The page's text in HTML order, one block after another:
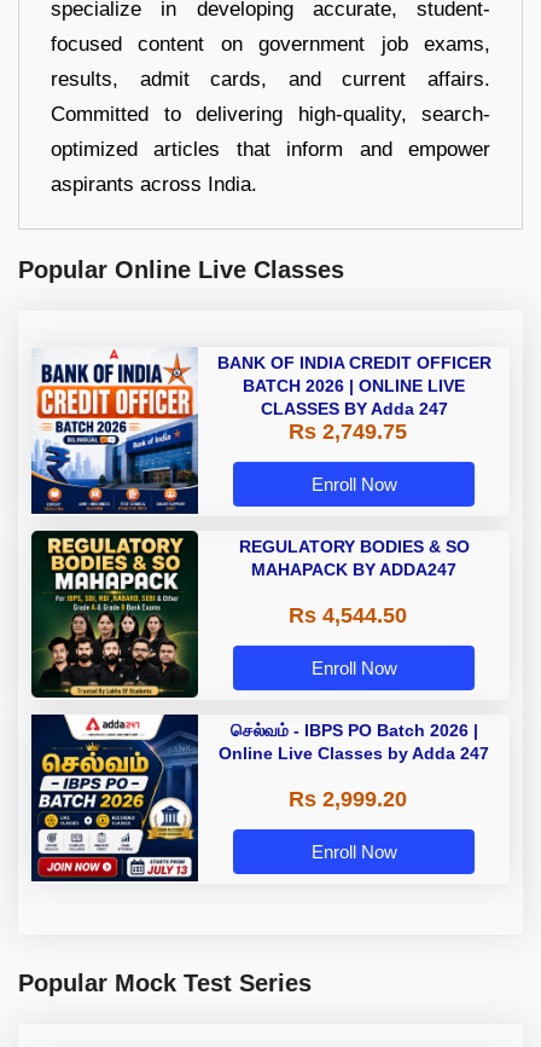
specialize in developing accurate, student-
focused content on government job exams,
results, admit cards, and current affairs.
Committed to delivering high-quality, search-
optimized articles that inform and empower
aspirants across India.
Popular Online Live Classes
BANK OF INDIA CREDIT OFFICER
BATCH 2026 | ONLINE LIVE
CLASSES BY Adda 247
Rs 2,749.75
Enroll Now
REGULATORY BODIES & SO
MAHAPACK BY ADDA247
Rs 4,544.50
Enroll Now
செல்வம் - IBPS PO Batch 2026 |
Online Live Classes by Adda 247
Rs 2,999.20
Enroll Now
Popular Mock Test Series